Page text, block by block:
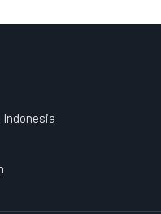
Indonesia